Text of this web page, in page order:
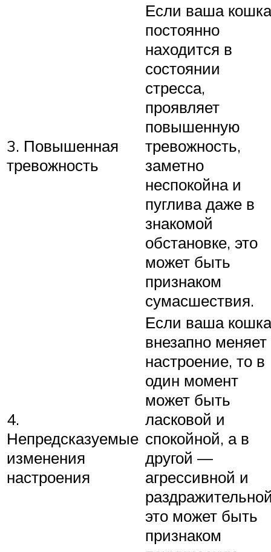
3. Повышенная
тревожность
Если ваша кошка
постоянно
находится в
состоянии
стресса,
проявляет
повышенную
тревожность,
заметно
неспокойна и
пуглива даже в
знакомой
обстановке, это
может быть
признаком
сумасшествия.
4.
Непредсказуемые
изменения
настроения
Если ваша кошка
внезапно меняет
настроение, то в
один момент
может быть
ласковой и
спокойной, а в
другой —
агрессивной и
это может быть
признаком